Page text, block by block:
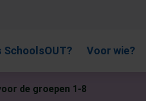
SchoolsOUT? Voor wie?
omhoog en omlaag te gaan
de groepen 1-8